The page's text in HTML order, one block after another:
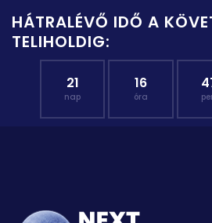
HÁTRALÉVŐ IDŐ A
TELIHOLDIG:
21
nap
16
óra